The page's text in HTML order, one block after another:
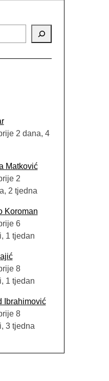
2 dana, 4
Matković
2
2 tjedna
Koroman
6
1 tjedan
8
1 tjedan
Ibrahimović
8
3 tjedna